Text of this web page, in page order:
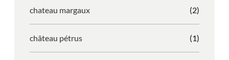
chateau margaux (2)
château pétrus (1)